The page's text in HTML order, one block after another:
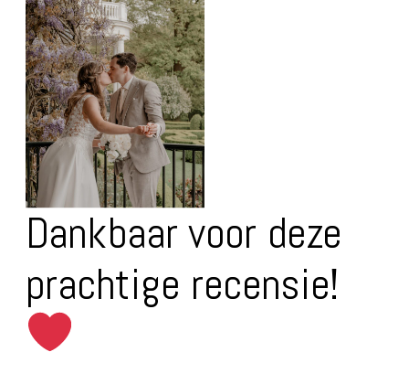
Dankbaar voor deze
prachtige recensie!